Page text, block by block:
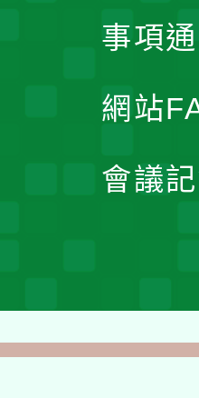
事項
網站
會議